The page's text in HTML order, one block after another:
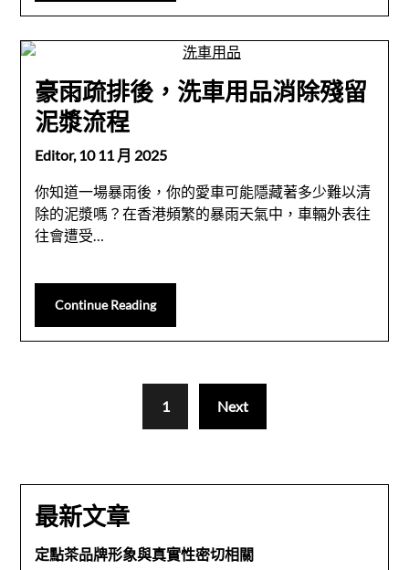
豪雨疏排後，洗車用品消除殘留
泥漿流程
Editor,10 11 月 2025
你知道一場暴雨後，你的愛車可能隱藏著多少難以清
除的泥漿嗎？在香港頻繁的暴雨天氣中，車輛外表往
往會遭受…
Continue Reading
1 Next
最新文章
定點茶品牌形象與真實性密切相關